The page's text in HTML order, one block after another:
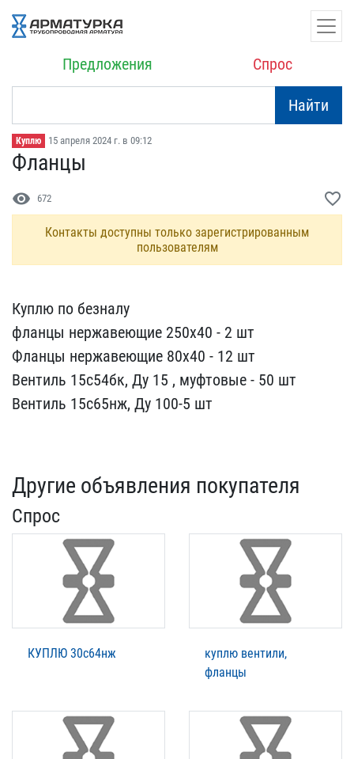
Предложения Спрос
Найти
Куплю 15 апреля 2024 г. в 09:12
Фланцы
visibility 672 favorite_border
Контакты доступны только зарегистрированным
пользователям
Куплю по безналу
фланцы ​нержавеющие 250х40 - 2 ш​т
Фланцы нержавеющие 80х​40 - 12 шт
Вентиль 15с54​бк, Ду 15 , муфтовые - 5​0 шт
Вентиль 15с65нж, Ду​ 100-5 шт
Другие объявления покупателя
Спрос
КУПЛЮ 30с64нж
куплю вентили,
фланцы